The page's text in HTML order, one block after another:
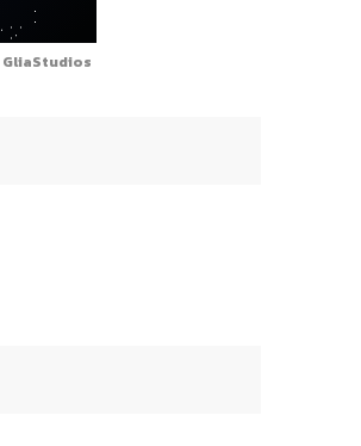
GliaStudios